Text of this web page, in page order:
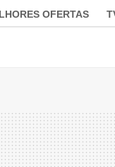
OFERTAS